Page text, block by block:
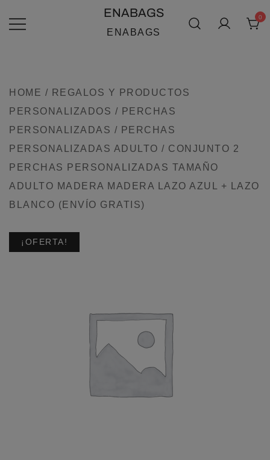
AL
ENABAGS
ENABAGS
0
HOME / REGALOS Y PRODUCTOS
PERSONALIZADOS / PERCHAS
PERSONALIZADAS / PERCHAS
PERSONALIZADAS ADULTO / CONJUNTO 2
PERCHAS PERSONALIZADAS TAMAÑO
ADULTO MADERA MADERA LAZO AZUL + LAZO
BLANCO (ENVÍO GRATIS)
¡OFERTA!